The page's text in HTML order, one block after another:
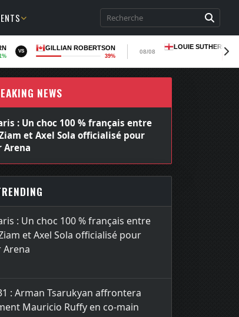
VS GILLIAN ROBERTSON
39%
08/08
LOUIE
LOSS
NEWS
: Un choc 100 % français entre
et Axel Sola officialisé pour
Arena
: Un choc 100 % français entre
et Axel Sola officialisé pour
Arena
: Arman Tsarukyan affrontera
Mauricio Ruffy en co-main